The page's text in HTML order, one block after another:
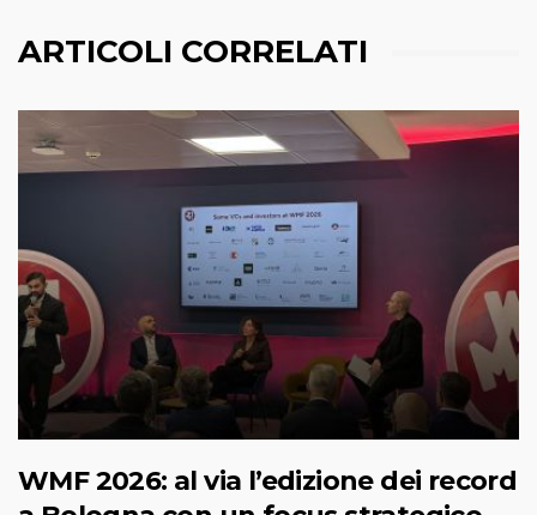
ARTICOLI CORRELATI
WMF 2026: al via l’edizione dei record